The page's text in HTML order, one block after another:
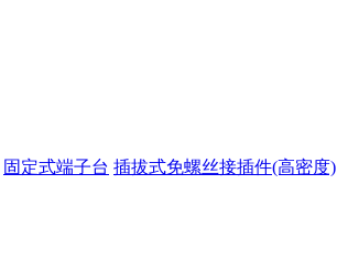
固定式端子台 插拔式免螺丝接插件(高密度)